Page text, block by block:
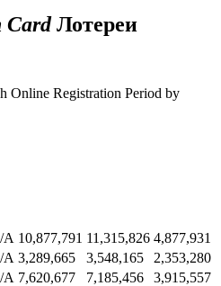
CardЛотереи
Online Registration Period by
A 10,877,791 11,315,826 4,877,931
A 3,289,665 3,548,165
2,353,280
A 7,620,677 7,185,456
3,915,557